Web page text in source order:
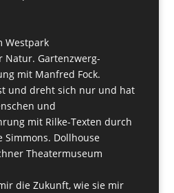
Westpark
Natur. Gartenzwerg-
mit Manfred Fock.
und dreht sich nur und hat
und
mit Rilke-Texten durch
Dollhouse
Theatermuseum
die Zukunft, wie sie mir